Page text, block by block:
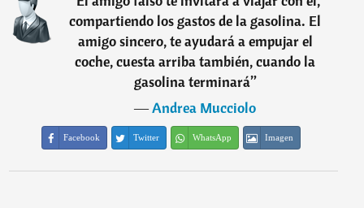
compartiendo los gastos de la gasolina. El
amigo sincero, te ayudará a empujar el
coche, cuesta arriba también, cuando la
gasolina terminará”
―Andrea Mucciolo
Facebook Twitter WhatsApp Imagen